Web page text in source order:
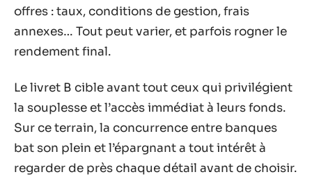
offres : taux, conditions de gestion, frais
annexes… Tout peut varier, et parfois rogner le
rendement final.
Le livret B cible avant tout ceux qui privilégient
la souplesse et l’accès immédiat à leurs fonds.
Sur ce terrain, la concurrence entre banques
bat son plein et l’épargnant a tout intérêt à
regarder de près chaque détail avant de choisir.